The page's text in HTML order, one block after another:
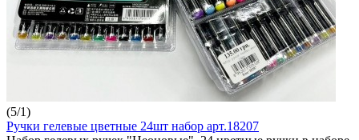
(5/1)
Ручки гелевые цветные 24шт набор арт.18207